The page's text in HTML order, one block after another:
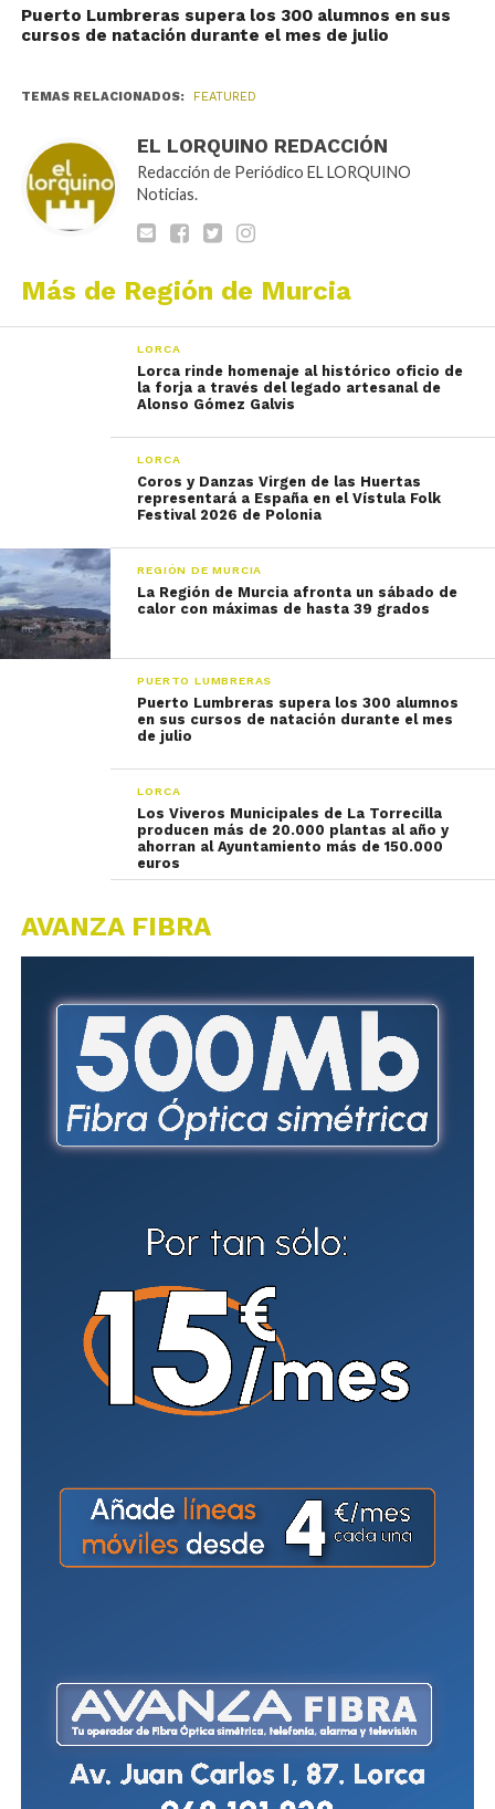
Puerto Lumbreras supera los 300 alumnos en sus
cursos de natación durante el mes de julio
TEMAS RELACIONADOS: FEATURED
EL LORQUINO REDACCIÓN
Redacción de Periódico EL LORQUINO
Noticias.
Más de Región de Murcia
LORCA
Lorca rinde homenaje al histórico oficio de
la forja a través del legado artesanal de
Alonso Gómez Galvis
LORCA
Coros y Danzas Virgen de las Huertas
representará a España en el Vístula Folk
Festival 2026 de Polonia
REGIÓN DE MURCIA
La Región de Murcia afronta un sábado de
calor con máximas de hasta 39 grados
PUERTO LUMBRERAS
Puerto Lumbreras supera los 300 alumnos
en sus cursos de natación durante el mes
de julio
LORCA
Los Viveros Municipales de La Torrecilla
producen más de 20.000 plantas al año y
ahorran al Ayuntamiento más de 150.000
euros
AVANZA FIBRA